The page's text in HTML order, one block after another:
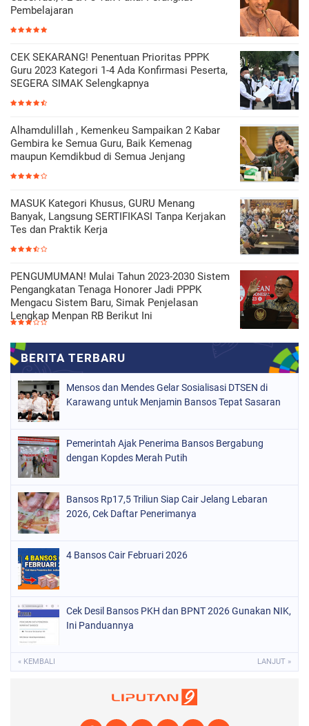
Pembelajaran
CEK SEKARANG! Penentuan Prioritas PPPK
Guru 2023 Kategori 1-4 Ada Konfirmasi Peserta,
SEGERA SIMAK Selengkapnya
Alhamdulillah , Kemenkeu Sampaikan 2 Kabar
Gembira ke Semua Guru, Baik Kemenag
maupun Kemdikbud di Semua Jenjang
MASUK Kategori Khusus, GURU Menang
Banyak, Langsung SERTIFIKASI Tanpa Kerjakan
Tes dan Praktik Kerja
PENGUMUMAN! Mulai Tahun 2023-2030 Sistem
Pengangkatan Tenaga Honorer Jadi PPPK
Mengacu Sistem Baru, Simak Penjelasan
Lengkap Menpan RB Berikut Ini
Mensos dan Mendes Gelar Sosialisasi DTSEN di
Karawang untuk Menjamin Bansos Tepat Sasaran
Pemerintah Ajak Penerima Bansos Bergabung
dengan Kopdes Merah Putih
Bansos Rp17,5 Triliun Siap Cair Jelang Lebaran
2026, Cek Daftar Penerimanya
4 Bansos Cair Februari 2026
Cek Desil Bansos PKH dan BPNT 2026 Gunakan NIK,
Ini Panduannya
« KEMBALI LANJUT »